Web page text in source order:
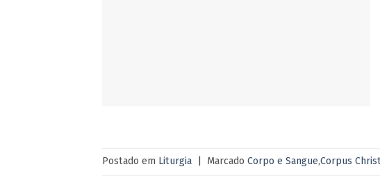
Postado em Liturgia Marcado Corpo e Sangue,Corpus